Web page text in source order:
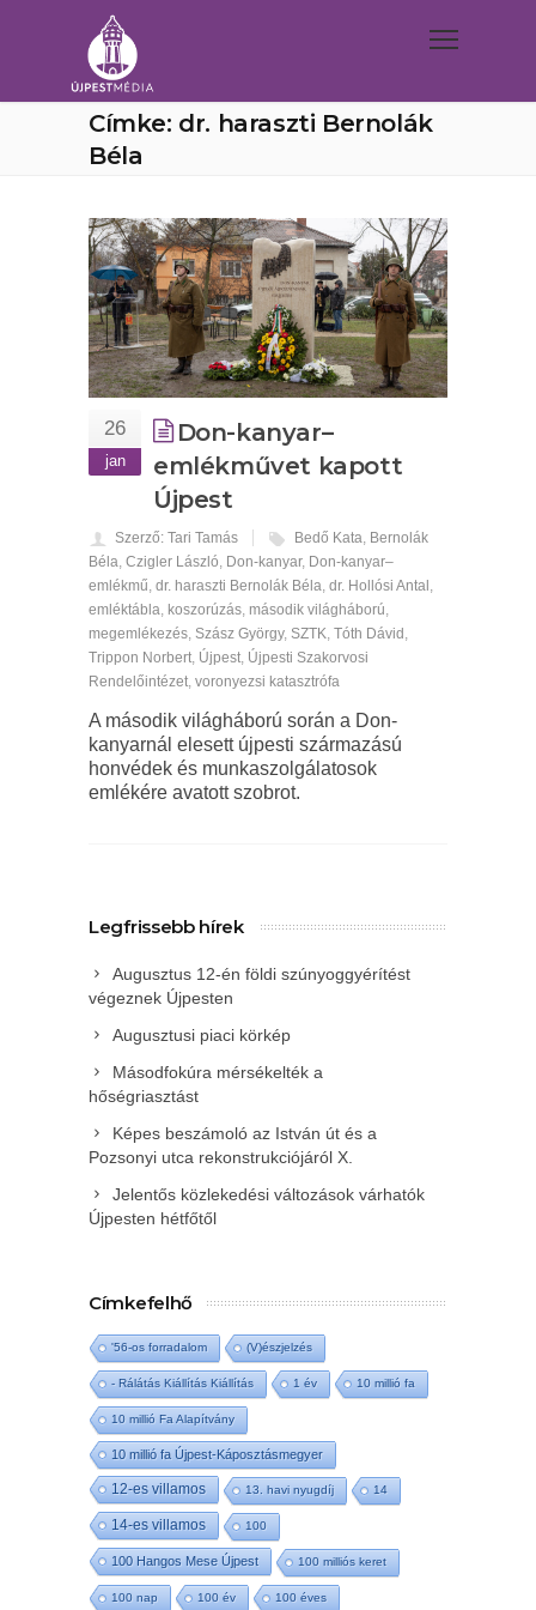
Címke: dr. haraszti Bernolák
Béla
26
jan
Don-kanyar–
emlékművet kapott
Újpest
Szerző: Tari Tamás Bedő Kata, Bernolák
Béla, Czigler László, Don-kanyar, Don-kanyar–
emlékmű, dr. haraszti Bernolák Béla, dr. Hollósi Antal ,
emléktábla, koszorúzás, második világháború,
megemlékezés, Szász György, SZTK, Tóth Dávid ,
Trippon Norbert, Újpest, Újpesti Szakorvosi
Rendelőintézet, voronyezsi katasztrófa
A második világháború során a Don-
kanyarnál elesett újpesti származású
honvédek és munkaszolgálatosok
emlékére avatott szobrot.
Legfrissebb hírek
Augusztus 12-én földi szúnyoggyérítést
végeznek Újpesten
Augusztusi piaci körkép
Másodfokúra mérsékelték a
hőségriasztást
Képes beszámoló az István út és a
Pozsonyi utca rekonstrukciójáról X.
Jelentős közlekedési változások várhatók
Újpesten hétfőtől
Címkefelhő
'56-os forradalom (V)észjelzés
- Rálátás Kiállítás Kiállítás 1 év 10 millió fa
10 millió Fa Alapítvány
10 millió fa Újpest-Káposztásmegyer
12-es villamos 13. havi nyugdíj 14
14-es villamos 100
100 Hangos Mese Újpest 100 milliós keret
100 nap 100 év 100 éves